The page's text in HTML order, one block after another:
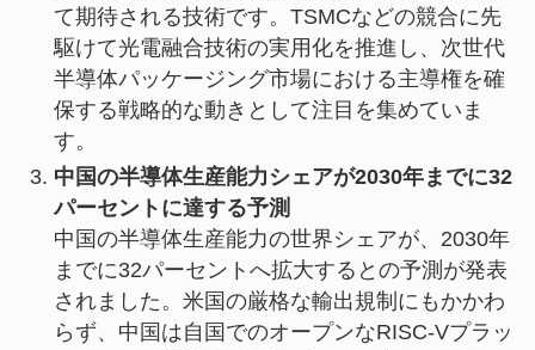
て期待される技術です。TSMCなどの競合に先
駆けて光電融合技術の実用化を推進し、次世代
半導体パッケージング市場における主導権を確
保する戦略的な動きとして注目を集めていま
す。
中国の半導体生産能力シェアが2030年までに32
パーセントに達する予測
中国の半導体生産能力の世界シェアが、2030年
までに32パーセントへ拡大するとの予測が発表
されました。米国の厳格な輸出規制にもかかわ
らず、中国は自国でのオープンなRISC-Vプラッ